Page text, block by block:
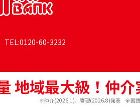
60-3232
地域最大級！仲
※仲介(2026.1)、管理(2026.8)発表 全国賃